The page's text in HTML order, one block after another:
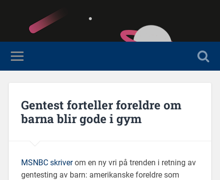
Gentest forteller foreldre om
barna blir gode i gym
MSNBC skriverom en ny vri på trenden i retning av
gentesting av barn: amerikanske foreldre som